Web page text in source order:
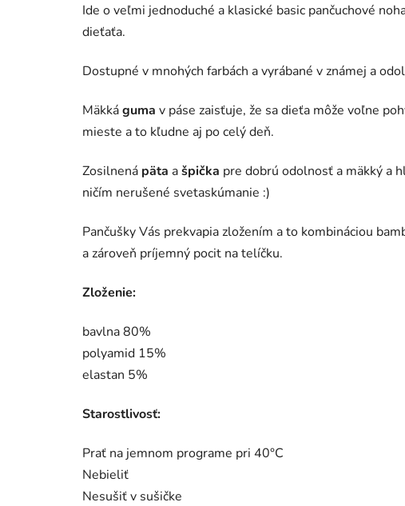
Ide o veľmi jednoduché a klasické basic pančuchové
dieťaťa.
Dostupné v mnohých farbách a vyrábané v známej a
Mäkkáguma v páse zaisťuje, že sa dieťa môže voľne
mieste a to kľudne aj po celý deň.
Zosilnená päta ašpička pre dobrú odolnosť a mäkký a
ničím nerušené svetaskúmanie :)
Pančušky Vás prekvapia zložením a to kombináciou
a zároveň príjemný pocit na telíčku.
Zloženie:
bavlna 80%
polyamid 15%
elastan 5%
Starostlivosť:
Prať na jemnom programe pri 40°C
Nebieliť
Nesušiť v sušičke